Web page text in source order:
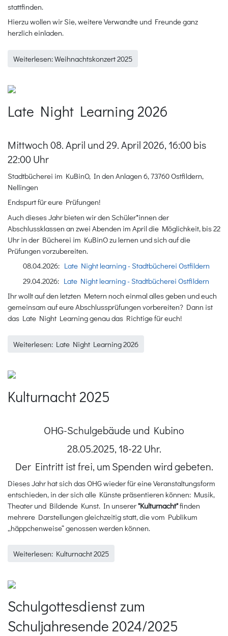
stattfinden.
Hierzu wollen wir Sie, weitere Verwandte und Freunde ganz
herzlich einladen.
Weiterlesen: Weihnachtskonzert 2025
Late Night Learning 2026
Mittwoch 08. April und 29. April 2026, 16:00 bis
22:00 Uhr
Stadtbücherei im KuBinO, In den Anlagen 6, 73760 Ostfildern,
Nellingen
Endspurt für eure Prüfungen!
Auch dieses Jahr bieten wir den Schüler*innen der
Abschlussklassen an zwei Abenden im April die Möglichkeit, bis 22
Uhr in der Bücherei im KuBinO zu lernen und sich auf die
Prüfungen vorzubereiten.
08.04.2026: Late Night learning - Stadtbücherei Ostfildern
29.04.2026: Late Night learning - Stadtbücherei Ostfildern
Ihr wollt auf den letzten Metern noch einmal alles geben und euch
gemeinsam auf eure Abschlussprüfungen vorbereiten? Dann ist
das Late Night Learning genau das Richtige für euch!
Weiterlesen: Late Night Learning 2026
Kulturnacht 2025
OHG-Schulgebäude und Kubino
28.05.2025, 18-22 Uhr.
Der Eintritt ist frei, um Spenden wird gebeten.
Dieses Jahr hat sich das OHG wieder für eine Veranstaltungsform
entschieden, in der sich alle Künste präsentieren können: Musik,
Theater und Bildende Kunst. In unserer"Kulturnacht"finden
mehrere Darstellungen gleichzeitig statt, die vom Publikum
„häppchenweise“ genossen werden können.
Weiterlesen: Kulturnacht 2025
Schulgottesdienst zum
Schuljahresende 2024/2025